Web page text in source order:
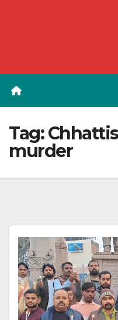
Tag:
murder